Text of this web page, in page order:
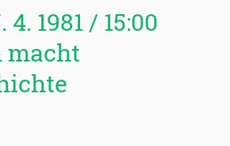
1981 / 15:00
macht